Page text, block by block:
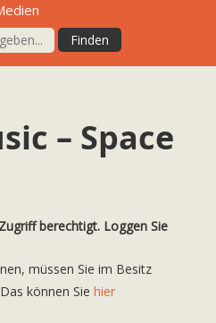
– Space
berechtigt. Loggen Sie
müssen Sie im Besitz
können Sie hier